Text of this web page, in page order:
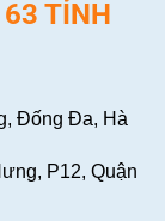
TỈNH
Đống Đa, Hà
P12, Quận